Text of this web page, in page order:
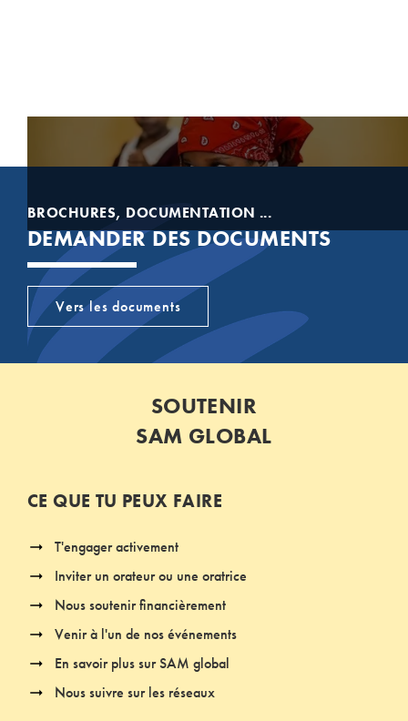
BROCHURES, DOCUMENTATION ...
DEMANDER DES DOCUMENTS
Vers les documents
SOUTENIR
SAM GLOBAL
CE QUE TU PEUX FAIRE
T'engager activement
Inviter un orateur ou une oratrice
Nous soutenir financièrement
Venir à l'un de nos événements
En savoir plus sur SAM global
Nous suivre sur les réseaux